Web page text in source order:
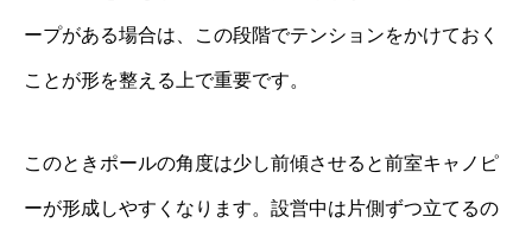
ープがある場合は、この段階でテンションをかけておく
ことが形を整える上で重要です。
このときポールの角度は少し前傾させると前室キャノピ
ーが形成しやすくなります。設営中は片側ずつ立てるの